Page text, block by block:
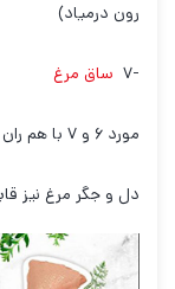
رون درمیاد)
-۷ ساق مرغ
مورد ۶ و ۷ با هم ران مرغ کامل محسوب میشه
دل و جگر مرغ نیز